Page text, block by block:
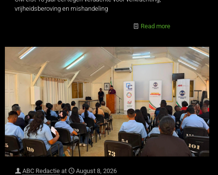
vrijheidsberoving en mishandeling
Read more
ABC Redactie at
August 8, 2026